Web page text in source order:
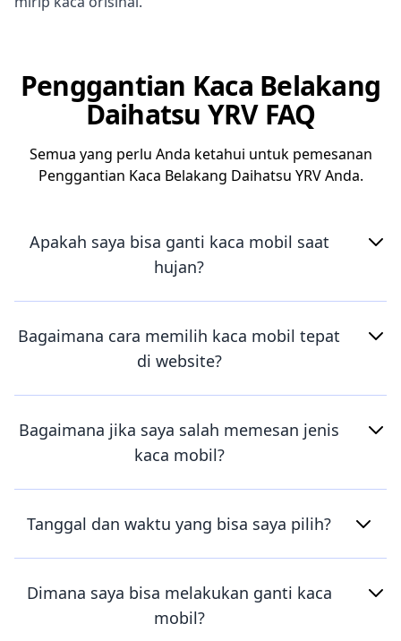
Penggantian Kaca Belakang
Daihatsu YRV FAQ
Semua yang perlu Anda ketahui untuk pemesanan
Penggantian Kaca Belakang Daihatsu YRV Anda.
Apakah saya bisa ganti kaca mobil saat
hujan?
Bagaimana cara memilih kaca mobil tepat
di website?
Bagaimana jika saya salah memesan jenis
kaca mobil?
Tanggal dan waktu yang bisa saya pilih?
Dimana saya bisa melakukan ganti kaca
mobil?